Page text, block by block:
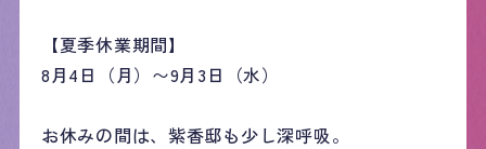
【夏季休業期間】
8月4日（月）〜9月3日（水）
お休みの間は、紫香邸も少し深呼吸。